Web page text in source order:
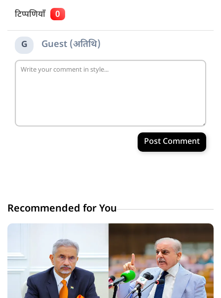
टिप्पणियाँ 0
G Guest (अतिथि)
Post Comment
Recommended for You